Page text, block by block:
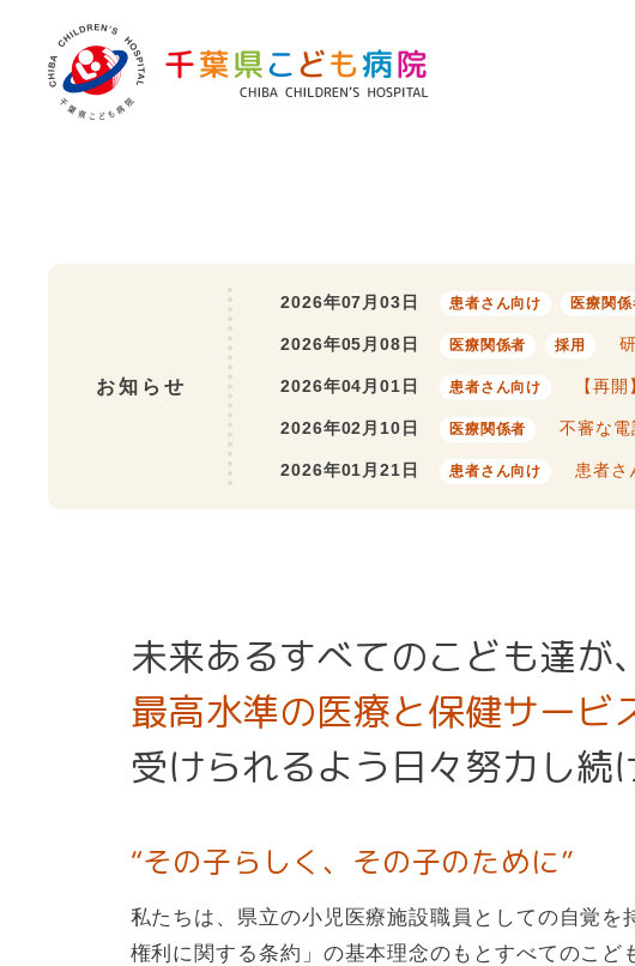
お知らせ
2026年07月03日 患者さん向け 医療関係
2026年05月08日 医療関係者 採用
2026年04月01日 患者さん向け 【再
2026年02月10日 医療関係者 不審な
2026年01月21日 患者さん向け 患者さ
未来あるすべてのこども達が、
最高水準の医療と保健サービ
受けられるよう日々努力し続
“その子らしく、その子のために”
私たちは、県立の小児医療施設職員としての自覚を
権利に関する条約」の基本理念のもとすべてのこど
病院の特長
勤務医師一覧
交通案内
こども病院の施設基準等に係る届出
病院内の施設・設備について
受託研究・治験管理室
ご寄付について
病院広報「かるがも」
ソーシャルメディアポリシー
病